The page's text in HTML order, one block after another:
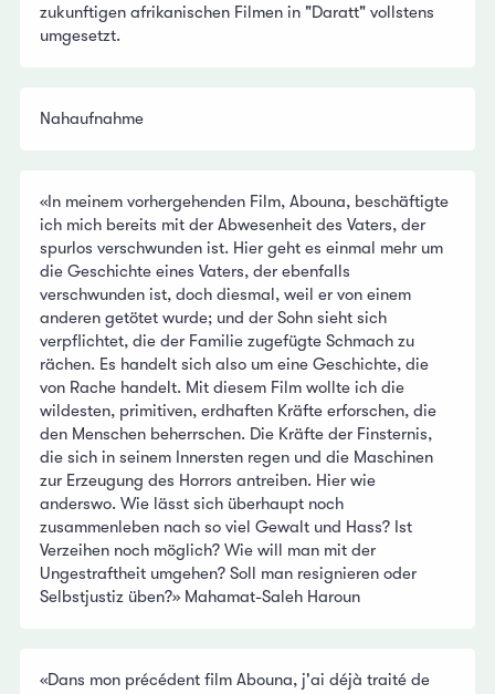
zukunftigen afrikanischen Filmen in "Daratt" vollstens
umgesetzt.
Nahaufnahme
«In meinem vorhergehenden Film, Abouna, beschäftigte
ich mich bereits mit der Abwesenheit des Vaters, der
spurlos verschwunden ist. Hier geht es einmal mehr um
die Geschichte eines Vaters, der ebenfalls
verschwunden ist, doch diesmal, weil er von einem
anderen getötet wurde; und der Sohn sieht sich
verpflichtet, die der Familie zugefügte Schmach zu
rächen. Es handelt sich also um eine Geschichte, die
von Rache handelt. Mit diesem Film wollte ich die
wildesten, primitiven, erdhaften Kräfte erforschen, die
den Menschen beherrschen. Die Kräfte der Finsternis,
die sich in seinem Innersten regen und die Maschinen
zur Erzeugung des Horrors antreiben. Hier wie
anderswo. Wie lässt sich überhaupt noch
zusammenleben nach so viel Gewalt und Hass? Ist
Verzeihen noch möglich? Wie will man mit der
Ungestraftheit umgehen? Soll man resignieren oder
Selbstjustiz üben?» Mahamat-Saleh Haroun
«Dans mon précédent film Abouna, j'ai déjà traité de